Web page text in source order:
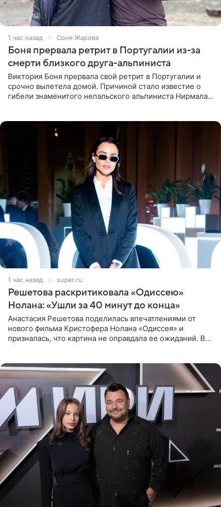
1 час назад Соня Жарова
Боня прервала ретрит в Португалии из-за
смерти близкого друга-альпиниста
Виктория Боня прервала свой ретрит в Португалии и
срочно вылетела домой. Причиной стало известие о
гибели знаменитого непальского альпиниста Нирмала
1 час назад super.ru
Решетова раскритиковала «Одиссею»
Нолана: «Ушли за 40 минут до конца»
Анастасия Решетова поделилась впечатлениями от
нового фильма Кристофера Нолана «Одиссея» и
призналась, что картина не оправдала ее ожиданий. В